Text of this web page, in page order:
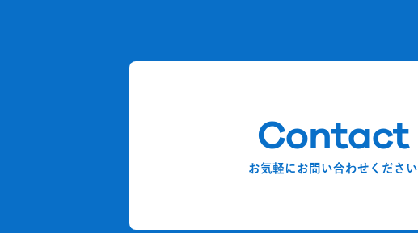
Contact
お気軽にお問い合わせください